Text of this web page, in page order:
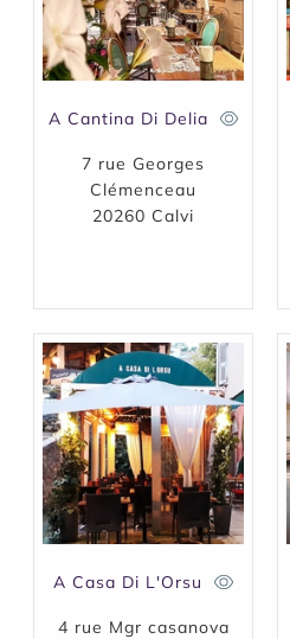
A Cantina Di Delia
7 rue Georges
Clémenceau
20260 Calvi
A Casa Di L'Orsu
4 rue Mgr casanova